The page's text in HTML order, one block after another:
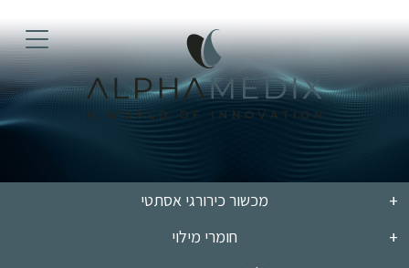
מכשור כירורגי אסתטי
חומרי מילוי